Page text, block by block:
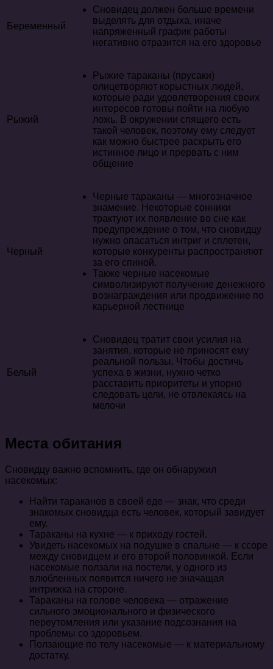
Беременный
Сновидец должен больше времени
выделять для отдыха, иначе
напряженный график работы
негативно отразится на его здоровье
Рыжий
Рыжие тараканы (прусаки)
олицетворяют корыстных людей,
которые ради удовлетворения своих
интересов готовы пойти на любую
ложь. В окружении спящего есть
такой человек, поэтому ему следует
как можно быстрее раскрыть его
истинное лицо и прервать с ним
общение
Черный
Черные тараканы — многозначное
знамение. Некоторые сонники
трактуют их появление во сне как
предупреждение о том, что сновидцу
нужно опасаться интриг и сплетен,
которые конкуренты распространяют
за его спиной.
Также черные насекомые
символизируют получение денежного
вознаграждения или продвижение по
карьерной лестнице
Белый
Сновидец тратит свои усилия на
занятия, которые не приносят ему
реальной пользы. Чтобы достичь
успеха в жизни, нужно четко
расставить приоритеты и упорно
следовать цели, не отвлекаясь на
мелочи
Места обитания
Сновидцу важно вспомнить, где он обнаружил
насекомых:
Найти тараканов в своей еде — знак, что среди
знакомых сновидца есть человек, который завидует
ему.
Тараканы на кухне — к приходу гостей.
Увидеть насекомых на подушке в спальне — к ссоре
между сновидцем и его второй половинкой. Если
насекомые ползали на постели, у одного из
влюбленных появится ничего не значащая
интрижка на стороне.
Тараканы на голове человека — отражение
сильного эмоционального и физического
переутомления или указание подсознания на
проблемы со здоровьем.
Ползающие по телу насекомые — к материальному
достатку.